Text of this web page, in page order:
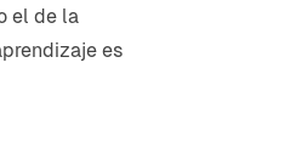
el de la
es